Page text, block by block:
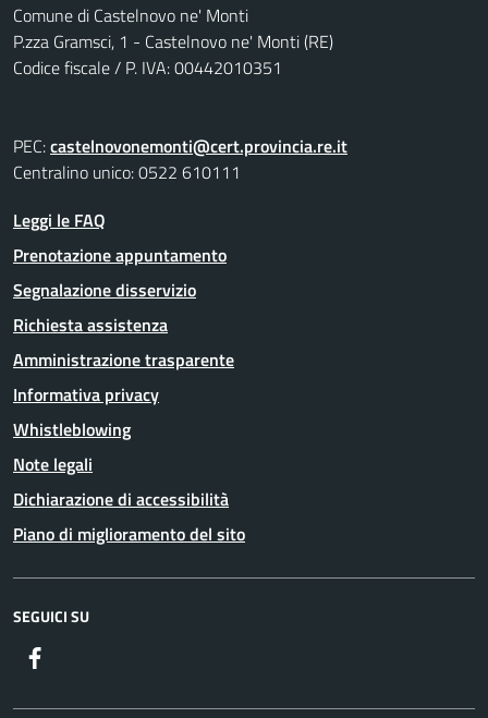
Comune di Castelnovo ne' Monti
P.zza Gramsci, 1 - Castelnovo ne' Monti (RE)
Codice fiscale / P. IVA: 00442010351
PEC:castelnovonemonti@cert.provincia.re.it
Centralino unico: 0522 610111
Leggi le FAQ
Prenotazione appuntamento
Segnalazione disservizio
Richiesta assistenza
Amministrazione trasparente
Informativa privacy
Whistleblowing
Note legali
Dichiarazione di accessibilità
Piano di miglioramento del sito
SEGUICI SU